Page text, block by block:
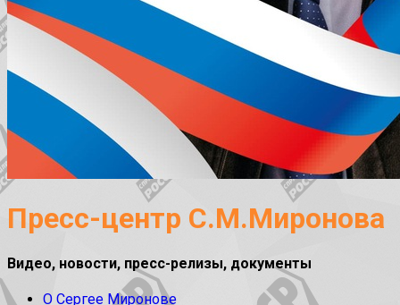
Пресс-центр С.М.Миронова
Видео, новости, пресс-релизы, документы
О Сергее Миронове